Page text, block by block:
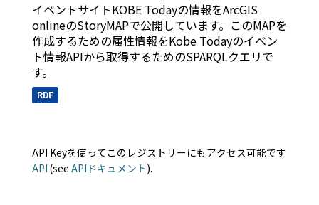
イベントサイトKOBE Todayの情報をArcGIS
onlineのStoryMAPで公開しています。このMAPを
作成するための属性情報をKobe Todayのイベン
ト情報APIから取得するためのSPARQLクエリで
す。
RDF
API Keyを使ってこのレジストリーにもアクセス可能です
API (see APIドキュメント).